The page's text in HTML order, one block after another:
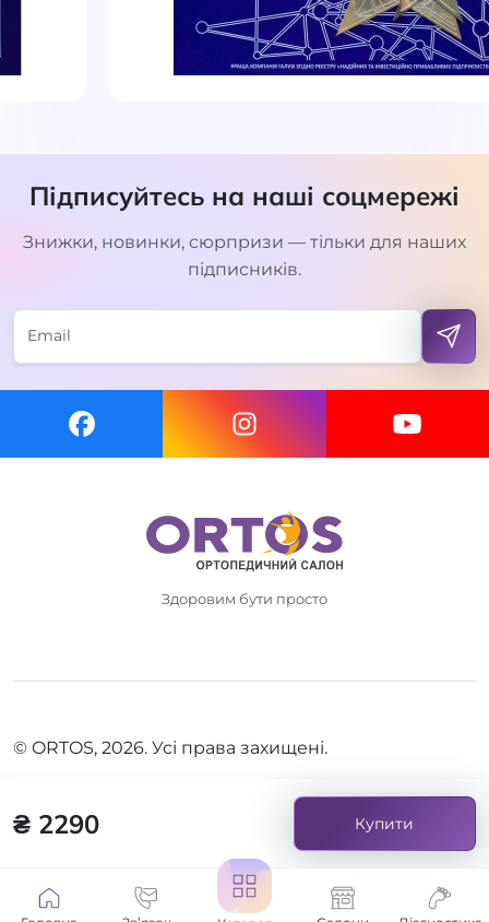
₴ 2290 Купити
Підписуйтесь на наші соцмережі
Знижки, новинки, сюрпризи — тільки для наших
підписників.
Здоровим бути просто
© ORTOS, 2026. Усі права захищені.